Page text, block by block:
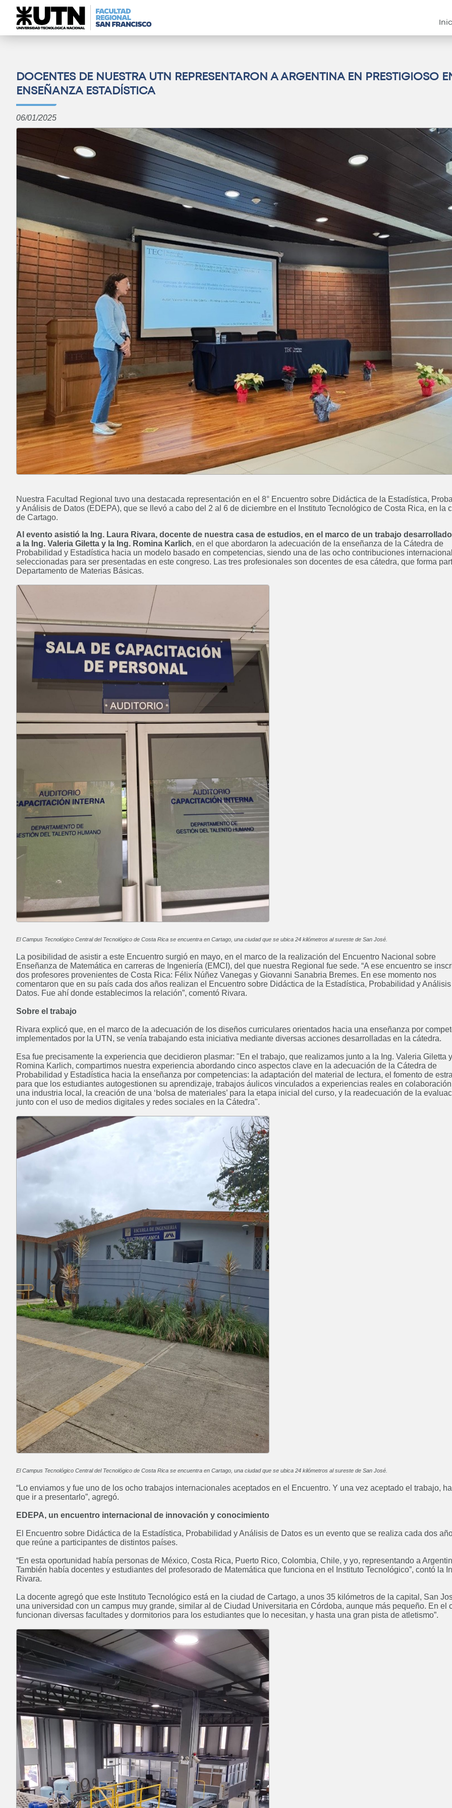
DOCENTES DE NUESTRA UTN REPRESENTARON A ARGENTINA EN PRESTIGIOSO
ENSEÑANZA ESTADÍSTICA
06/01/2025
Nuestra Facultad Regional tuvo una destacada representación en el 8° Encuentro sobre Didáctica de la Estadística,
y Análisis de Datos (EDEPA), que se llevó a cabo del 2 al 6 de diciembre en el Instituto Tecnológico de Costa Rica, en la
de Cartago.
Al evento asistió la Ing. Laura Rivara, docente de nuestra casa de estudios, en el marco de un trabajo
a la Ing. Valeria Giletta y la Ing. Romina Karlich, en el que abordaron la adecuación de la enseñanza de la Cátedra de
Probabilidad y Estadística hacia un modelo basado en competencias, siendo una de las ocho contribuciones
seleccionadas para ser presentadas en este congreso. Las tres profesionales son docentes de esa cátedra, que forma
Departamento de Materias Básicas.
El Campus Tecnológico Central del Tecnológico de Costa Rica se encuentra en Cartago, una ciudad que se ubica 24 kilómetros al sureste de San José.
La posibilidad de asistir a este Encuentro surgió en mayo, en el marco de la realización del Encuentro Nacional sobre
Enseñanza de Matemática en carreras de Ingeniería (EMCI), del que nuestra Regional fue sede. “A ese encuentro se
dos profesores provenientes de Costa Rica: Félix Núñez Vanegas y Giovanni Sanabria Bremes. En ese momento nos
comentaron que en su país cada dos años realizan el Encuentro sobre Didáctica de la Estadística, Probabilidad y
Datos. Fue ahí donde establecimos la relación”, comentó Rivara.
Sobre el trabajo
Rivara explicó que, en el marco de la adecuación de los diseños curriculares orientados hacia una enseñanza por
implementados por la UTN, se venía trabajando esta iniciativa mediante diversas acciones desarrolladas en la cátedra.
Esa fue precisamente la experiencia que decidieron plasmar: "En el trabajo, que realizamos junto a la Ing. Valeria Giletta
Romina Karlich, compartimos nuestra experiencia abordando cinco aspectos clave en la adecuación de la Cátedra de
Probabilidad y Estadística hacia la enseñanza por competencias: la adaptación del material de lectura, el fomento de
para que los estudiantes autogestionen su aprendizaje, trabajos áulicos vinculados a experiencias reales en
una industria local, la creación de una ‘bolsa de materiales’ para la etapa inicial del curso, y la readecuación de la
junto con el uso de medios digitales y redes sociales en la Cátedra".
El Campus Tecnológico Central del Tecnológico de Costa Rica se encuentra en Cartago, una ciudad que se ubica 24 kilómetros al sureste de San José.
“Lo enviamos y fue uno de los ocho trabajos internacionales aceptados en el Encuentro. Y una vez aceptado el trabajo,
que ir a presentarlo”, agregó.
EDEPA, un encuentro internacional de innovación y conocimiento
El Encuentro sobre Didáctica de la Estadística, Probabilidad y Análisis de Datos es un evento que se realiza cada dos
que reúne a participantes de distintos países.
“En esta oportunidad había personas de México, Costa Rica, Puerto Rico, Colombia, Chile, y yo, representando a
También había docentes y estudiantes del profesorado de Matemática que funciona en el Instituto Tecnológico”, contó la
Rivara.
La docente agregó que este Instituto Tecnológico está en la ciudad de Cartago, a unos 35 kilómetros de la capital, San
una universidad con un campus muy grande, similar al de Ciudad Universitaria en Córdoba, aunque más pequeño. En el
funcionan diversas facultades y dormitorios para los estudiantes que lo necesitan, y hasta una gran pista de atletismo”.
Posgrado: Especialización en
Docencia Universitaria
ABIERTO
Curso: Diplomatura en
Bioarquitectura
ABIERTO
Posgrado: Maestría en
ABIERTO
Ingeniería Electrónica
Licenciatura en Administración
Rural
Ingeniería Industrial
Información
Próximamente
Curso: Excel básico
Curso: Instalaciones eléctricas
domiciliarias
Próximamente
Posgrado: Especialización en
Minería de Datos
Posgrado: Maestría en Minería
de Datos
Próximamente
Posgrado: Especialización en
Higiene y Seguridad en el
Tecnicatura Universitaria en
Programación
Posgrado: Especialización en
Energía Eléctrica
Curso: Instalador de Aire Split
Próximamente
Curso: Solidworks Básico
Próximamente